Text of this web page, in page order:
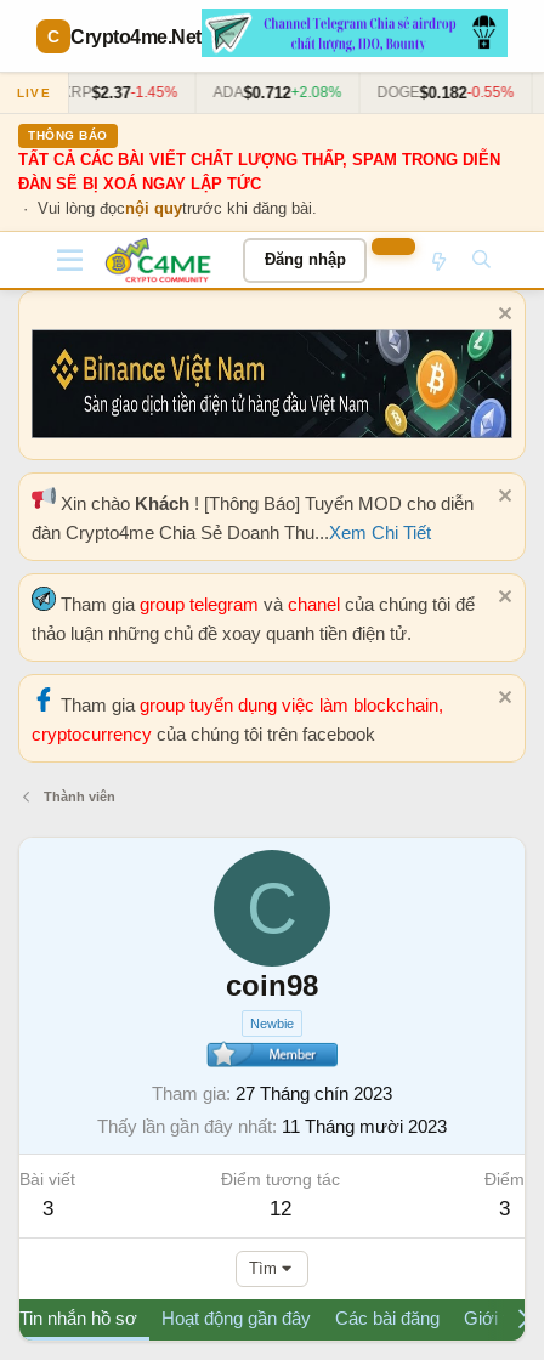
Crypto4me.Net
LIVE XRP$2.37-1.45% ADA$0.712+2.08% DOGE$0.182-0.55%
THÔNG BÁO
TẤT CẢ CÁC BÀI VIẾT CHẤT LƯỢNG THẤP, SPAM TRONG DIỄN
ĐÀN SẼ BỊ XOÁ NGAY LẬP TỨC
· Vui lòng đọcnội quytrước khi đăng bài.
Đăng nhập
Xin chào Khách ! [Thông Báo] Tuyển MOD cho diễn
đàn Crypto4me Chia Sẻ Doanh Thu...Xem Chi Tiết
Tham gia group telegram và chanel của chúng tôi để
thảo luận những chủ đề xoay quanh tiền điện tử.
Tham gia group tuyển dụng việc làm blockchain,
cryptocurrency của chúng tôi trên facebook
Thành viên
C
coin98
Newbie
Tham gia 27 Tháng chín 2023
Thấy lần gần đây nhất 11 Tháng mười 2023
Bài viết
3
Điểm tương tác
12
Điểm
3
Tìm
Tin nhắn hồ sơ Hoạt động gần đây Các bài đăng Giới thiệu